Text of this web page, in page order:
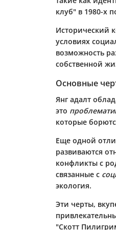
клуб" в 1980-х
Исторический
условиях
возможность
собственной
Основные
Янг адалт
это
которые
Еще одной
развиваются
конфликты с
связанные с
экология.
Эти черты,
"Скотт